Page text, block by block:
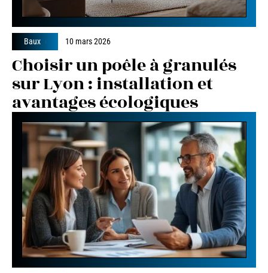
Baux 10 mars 2026
Choisir un poêle à granulés
sur Lyon : installation et
avantages écologiques